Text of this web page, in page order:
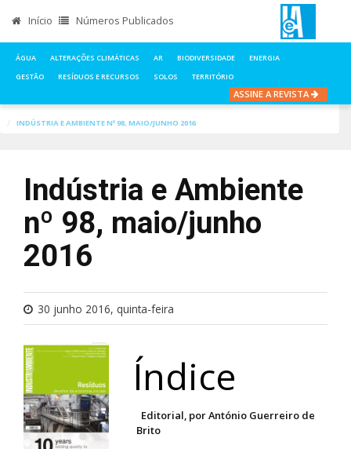
Início Números Publicados
ÁGUA ALTERAÇÕES CLIMÁTICAS AR BIODIVERSIDADE
ENERGIA
GESTÃO
RESÍDUOS E RECURSOS SOLOS TERRITÓRIO
ASSINE A REVISTA
INDÚSTRIA E AMBIENTE Nº 98, MAIO/JUNHO 2016
Indústria e Ambiente
nº 98, maio/junho
2016
30 junho 2016, quinta-feira
Índice
Editorial, por António Guerreiro de
Brito